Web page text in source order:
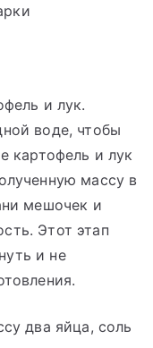
и лук.
воде, чтобы
картофель и лук
массу в
мешочек и
Этот этап
и не
два яйца, соль